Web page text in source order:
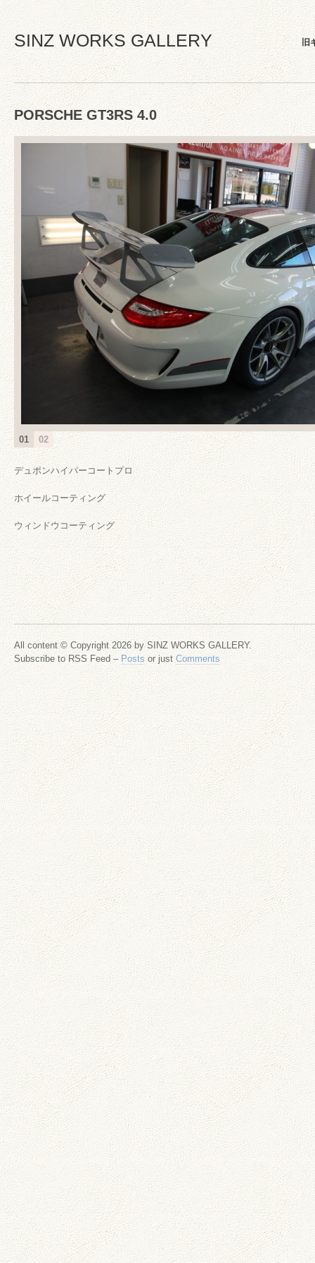
SINZ WORKS GALLERY
PORSCHE GT3RS 4.0
01 02
デュポンハイパーコートプロ
ホイールコーティング
ウィンドウコーティング
All content © Copyright 2026 by SINZ WORKS GALLERY.
Subscribe to RSS Feed – Posts or just Comments